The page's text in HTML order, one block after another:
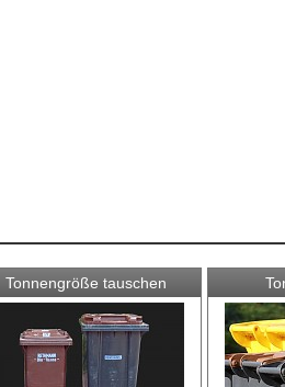
Tonnengröße tauschen